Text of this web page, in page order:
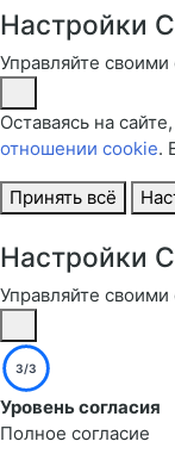
Настройки
Управляйте
Оставаясь на
отношении cookie.
Принять всё
Настройки
Управляйте
3/3
Уровень согласия
Полное согласие